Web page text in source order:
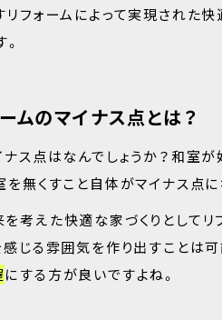
リフォームによって実現された
ムのマイナス点とは？
ナス点はなんでしょうか？和室
無くすこと自体がマイナス点
考えた快適な家づくりとしてリ
じる雰囲気を作り出すことは
にする方が良いですよね。